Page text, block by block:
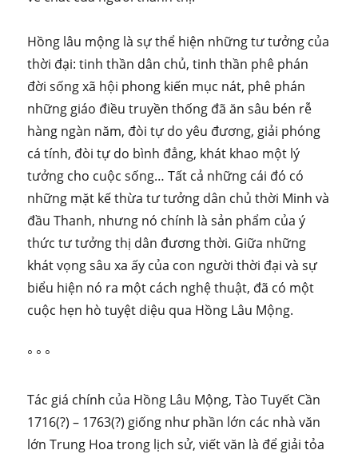
Hồng lâu mộng là sự thể hiện những tư tưởng của
thời đại: tinh thần dân chủ, tinh thần phê phán
đời sống xã hội phong kiến mục nát, phê phán
những giáo điều truyền thống đã ăn sâu bén rễ
hàng ngàn năm, đòi tự do yêu đương, giải phóng
cá tính, đòi tự do bình đẳng, khát khao một lý
tưởng cho cuộc sống… Tất cả những cái đó có
những mặt kế thừa tư tưởng dân chủ thời Minh và
đầu Thanh, nhưng nó chính là sản phẩm của ý
thức tư tưởng thị dân đương thời. Giữa những
khát vọng sâu xa ấy của con người thời đại và sự
biểu hiện nó ra một cách nghệ thuật, đã có một
cuộc hẹn hò tuyệt diệu qua Hồng Lâu Mộng.
° ° °
Tác giá chính của Hồng Lâu Mộng, Tào Tuyết Cần
1716(?) – 1763(?) giống như phần lớn các nhà văn
lớn Trung Hoa trong lịch sử, viết văn là để giải tỏa